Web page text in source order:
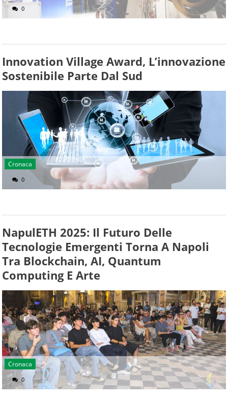
0
Innovation Village Award, L’innovazione
Sostenibile Parte Dal Sud
Cronaca
0
NapulETH 2025: Il Futuro Delle
Tecnologie Emergenti Torna A Napoli
Tra Blockchain, AI, Quantum
Computing E Arte
Cronaca
0